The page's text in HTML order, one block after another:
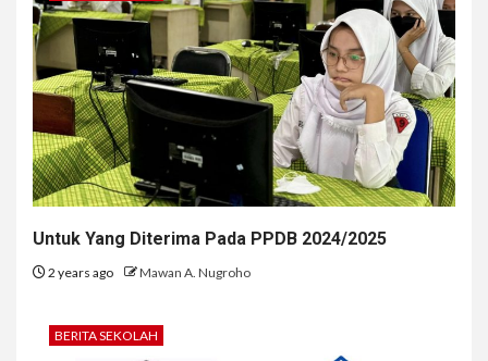
Untuk Yang Diterima Pada PPDB 2024/2025
2 years ago Mawan A. Nugroho
BERITA SEKOLAH